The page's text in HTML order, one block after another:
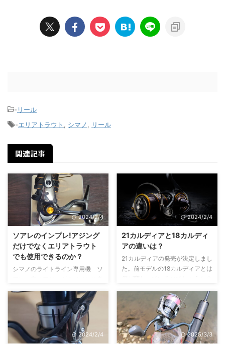
- リール
-エリアトラウト シマノ リール
関連記事
2024/2/4
ソアレのインプレ!アジング
だけでなくエリアトラウト
でも使用できるのか？
シマノのライトライン専用機 ソ
えられた機種であり、3lb以下の
ラインを扱う事を前提に考えられ
ていそうです。同じく3lb付近の
ラインを扱うエリアトラウトでも
問題なく使用できるのか？実際に
使用してみてどうなのか？などソ
2024/2/4
21カルディアと18カルディ
アの違いは？
21カルディアの発売が決定しまし
た。前モデルの18カルディアとは
と銀の割と落ち着いたカラーでし
た。21カルディアは黒とオレンジ
がベースになっており、高級感が
あります。 リンク 現行のバリス
ティックFWに近いカラーリング
2024/2/4 2025/3/3